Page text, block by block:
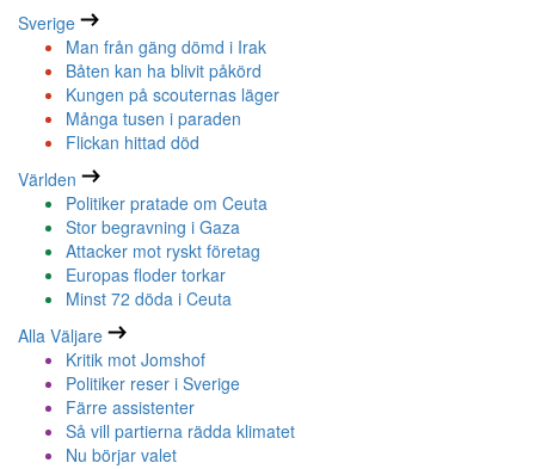
Sverige
Man från gäng dömd i Irak
Båten kan ha blivit påkörd
Kungen på scouternas läger
Många tusen i paraden
Flickan hittad död
Världen
Politiker pratade om Ceuta
Stor begravning i Gaza
Attacker mot ryskt företag
Europas floder torkar
Minst 72 döda i Ceuta
Alla Väljare
Kritik mot Jomshof
Politiker reser i Sverige
Färre assistenter
Så vill partierna rädda klimatet
Nu börjar valet